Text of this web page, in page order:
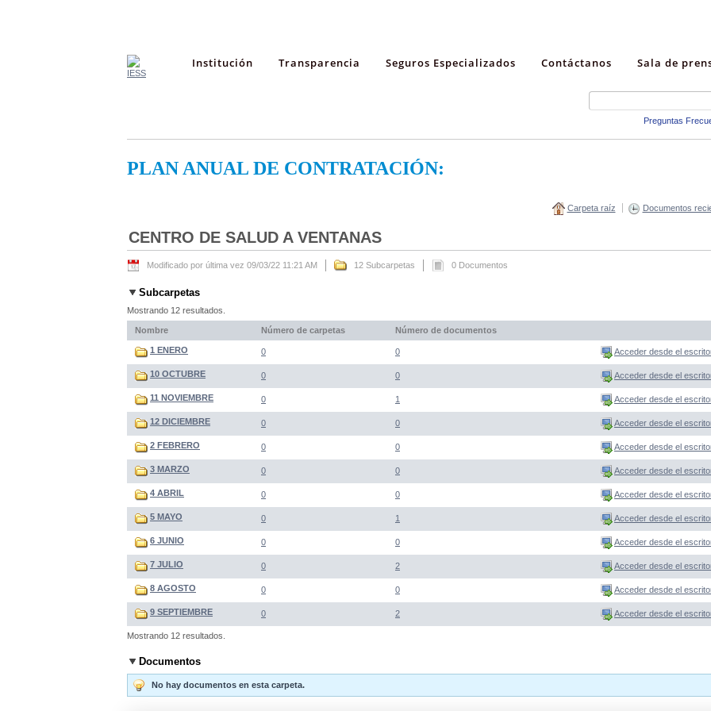
Institución Transparencia Seguros Especializados Contáctanos Sala de
Preguntas
PLAN ANUAL DE CONTRATACIÓN:
Carpeta raíz Documentos
CENTRO DE SALUD A VENTANAS
Modificado por última vez 09/03/22 11:21 AM 12 Subcarpetas 0 Documentos
Subcarpetas
Mostrando 12 resultados.
Nombre Número de carpetas Número de documentos
1 ENERO 0 0 Acceder desde el
10 OCTUBRE 0 0 Acceder desde el
11 NOVIEMBRE 0 1 Acceder desde el
12 DICIEMBRE 0 0 Acceder desde el
2 FEBRERO 0 0 Acceder desde el
3 MARZO 0 0 Acceder desde el
4 ABRIL 0 0 Acceder desde el
5 MAYO 0 1 Acceder desde el
6 JUNIO 0 0 Acceder desde el
7 JULIO 0 2 Acceder desde el
8 AGOSTO 0 0 Acceder desde el
9 SEPTIEMBRE 0 2 Acceder desde el
Mostrando 12 resultados.
Documentos
No hay documentos en esta carpeta.